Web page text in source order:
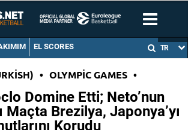
EL SCORES TR
• OLYMPIC GAMES •
Domine Etti; Neto’nun
Maçta Brezilya, Japonya’yı
Korudu